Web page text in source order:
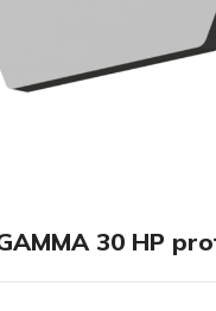
30 HP